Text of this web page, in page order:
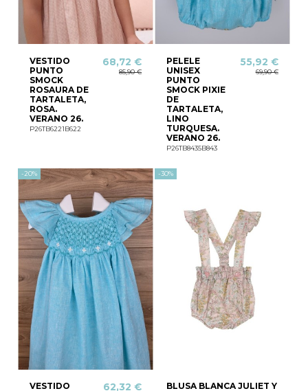
VESTIDO
PUNTO
SMOCK
ROSAURA DE
TARTALETA,
ROSA.
VERANO 26.
P26TB6221B622
68,72 €
85,90 €
PELELE
UNISEX
PUNTO
SMOCK PIXIE
DE
TARTALETA,
LINO
TURQUESA.
VERANO 26.
P26TB8435B843
55,92 €
69,90 €
-20%
VESTIDO
62,32 €
-30%
BLUSA BLANCA JULIET Y